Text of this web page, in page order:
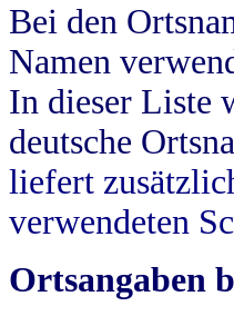
Bei den
Namen
In dieser Liste
deutsche
liefert
verwendeten
Ortsangaben